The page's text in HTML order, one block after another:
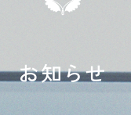
お知らせ